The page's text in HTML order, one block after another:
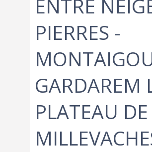
ENTRE
PIERRES -
GARDAREM
PLATEAU DE